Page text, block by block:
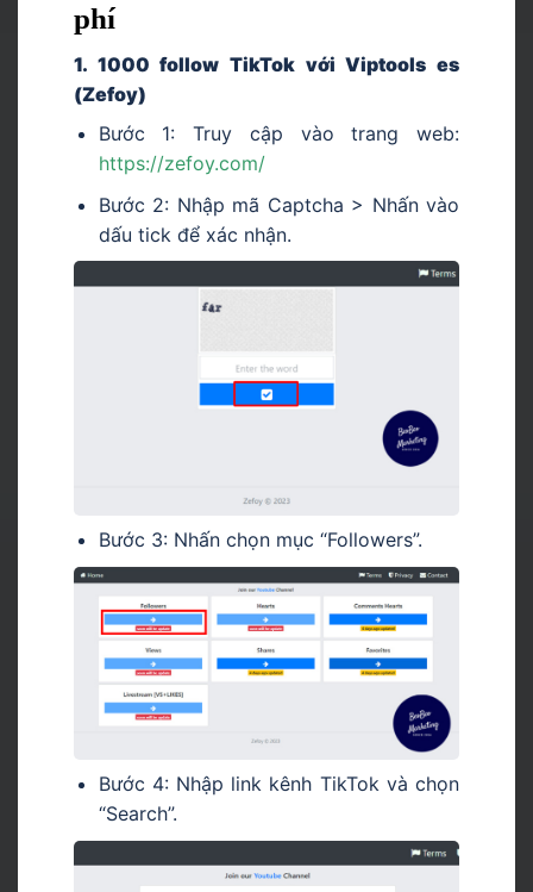
phí
1. 1000 follow TikTok với Viptools es
(Zefoy)
Bước 1: Truy cập vào trang web:
https://zefoy.com/
Bước 2: Nhập mã Captcha > Nhấn vào
dấu tick để xác nhận.
Bước 3: Nhấn chọn mục “Followers”.
Bước 4: Nhập link kênh TikTok và chọn
“Search”.